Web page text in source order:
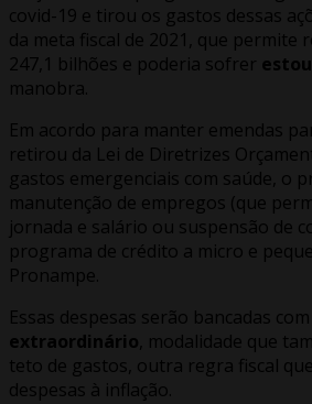
covid-19 e tirou os gastos dessas
da meta fiscal de 2021, que permite
247,1 bilhões e poderia sofrer
manobra.
Em acordo para manter emendas
retirou da Lei de Diretrizes
gastos emergenciais com saúde, o
manutenção de empregos (que
jornada e salário ou suspensão de
programa de crédito a micro e
Pronampe.
Essas despesas serão bancadas com
extraordinário , modalidade que
teto de gastos, outra regra fiscal
despesas à inflação.